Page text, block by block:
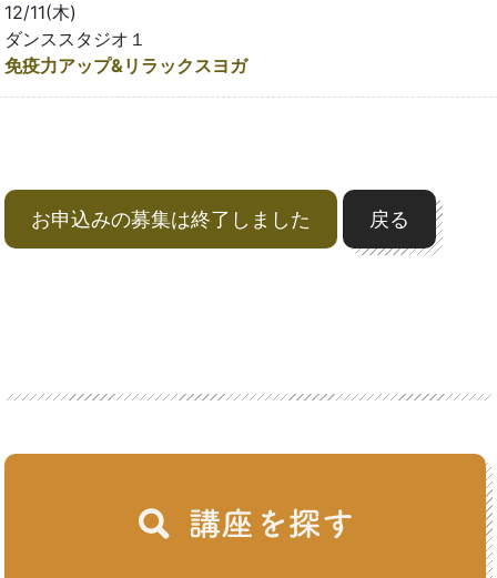
12/11(木)
ダンススタジオ１
免疫力アップ&リラックスヨガ
お申込みの募集は終了しました 戻る